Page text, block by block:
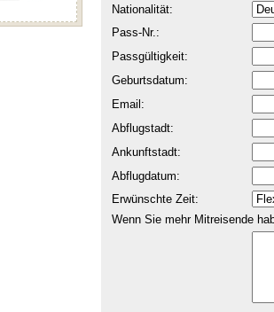
Nationalität:
Pass-Nr.:
Passgültigkeit:
Geburtsdatum:
Email:
Abflugstadt:
Ankunftstadt:
Abflugdatum:
Erwünschte Zeit:
Wenn Sie mehr Mitreisende